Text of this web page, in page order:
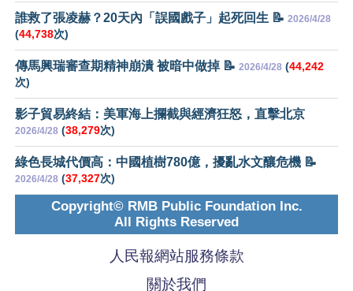
誰救了張凌赫？20天內「誤國戲子」起死回生 📝 2026/4/28
(44,738次)
傳馬興瑞審查期精神崩潰 被暗中做掉 📝 2026/4/28 (44,242
次)
影子貿易終結：美軍海上攔截與經濟狂怒，直擊北京
2026/4/28 (38,279次)
綠色長城代價高：中國植樹780億，擾亂水文釀危機 📝
2026/4/28 (37,327次)
Copyright© RMB Public Foundation Inc.
All Rights Reserved
人民報網站服務條款
關於我們